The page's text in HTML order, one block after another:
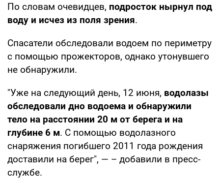
По словам очевидцев, подросток нырнул под
воду и исчез из поля зрения.
Спасатели обследовали водоем по периметру
с помощью прожекторов, однако утонувшего
не обнаружили.
"Уже на следующий день, 12 июня, водолазы
обследовали дно водоема и обнаружили
тело на расстоянии 20 м от берега и на
глубине 6 м. С помощью водолазного
снаряжения погибшего 2011 года рождения
доставили на берег", — – добавили в пресс-
службе.